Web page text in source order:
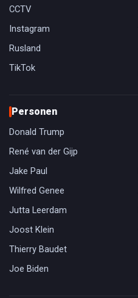
CCTV
Instagram
Rusland
TikTok
Personen
Donald Trump
René van der Gijp
Jake Paul
Wilfred Genee
Jutta Leerdam
Joost Klein
Thierry Baudet
Joe Biden